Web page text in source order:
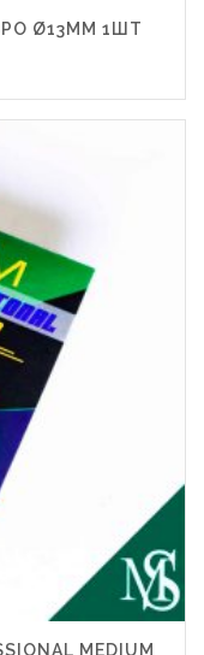
Ø13ММ 1ШТ
MEDIUM